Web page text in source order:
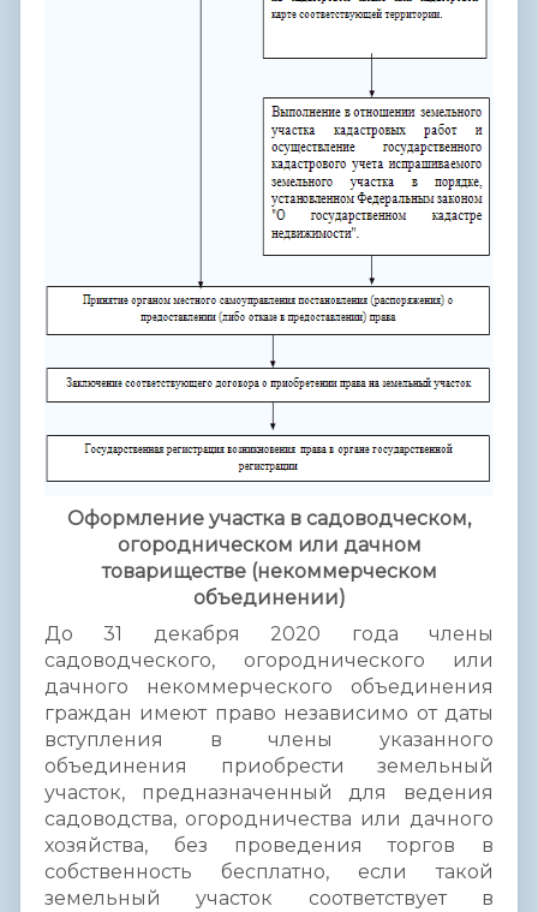
Оформление участка в садоводческом,
огородническом или дачном
товариществе (некоммерческом
объединении)
До 31 декабря 2020 года члены
садоводческого, огороднического или
дачного некоммерческого объединения
граждан имеют право независимо от даты
вступления в члены указанного
объединения приобрести земельный
участок, предназначенный для ведения
садоводства, огородничества или дачного
хозяйства, без проведения торгов в
собственность бесплатно, если такой
земельный участок соответствует в